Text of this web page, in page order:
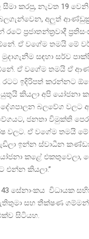
කරපු, නැවත 19 වෙනි
අලුත්
ප්‍රජාතන්ත්‍රවාදී
ඒ වගේම තමයි මේ
මුදාගැනීම සඳහා සර්ව
ඒ වගේම තමයි ඒ
රටට ඉදිරිපත් කරන්නට
යුතුයි කියලා අපි යෝජනා
බලවේග වලට
ජනතා විමුක්ති
වලට. ඒ වගේම තමයි
ඉන්න ස්වාධීන
කළේ එකතුවෙලා,
එන්න කියලා.”
43 සේනාංකය විධායක
සහ තීක්ෂණ
සිටියහ.